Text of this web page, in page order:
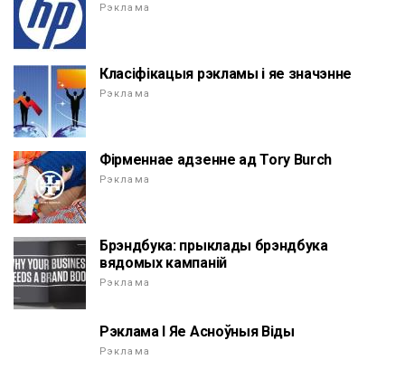
Рэклама
Класіфікацыя рэкламы і яе значэнне
Рэклама
Фірменнае адзенне ад Tory Burch
Рэклама
Брэндбука: прыклады брэндбука
вядомых кампаній
Рэклама
Рэклама І Яе Асноўныя Віды
Рэклама